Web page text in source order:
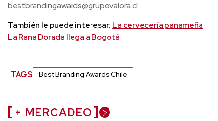
bestbrandingawards@grupovalora.cl
También le puede interesar: La cervecería panameña
La Rana Dorada llega a Bogotá
TAGS Best Branding Awards Chile
+ MERCADEO